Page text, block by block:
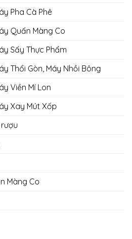
Pha Cà Phê
Quấn Màng Co
Sấy Thực Phẩm
Thổi Gòn, Máy Nhồi Bông
Viền Mí Lon
Xay Mút Xốp
Màng Co